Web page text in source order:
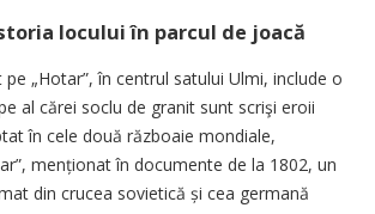
locului în parcul de joacă
„Hotar”, în centrul satului Ulmi, include o
al cărei soclu de granit sunt scrişi eroii
în cele două războaie mondiale,
menționat în documente de la 1802, un
din crucea sovietică și cea germană